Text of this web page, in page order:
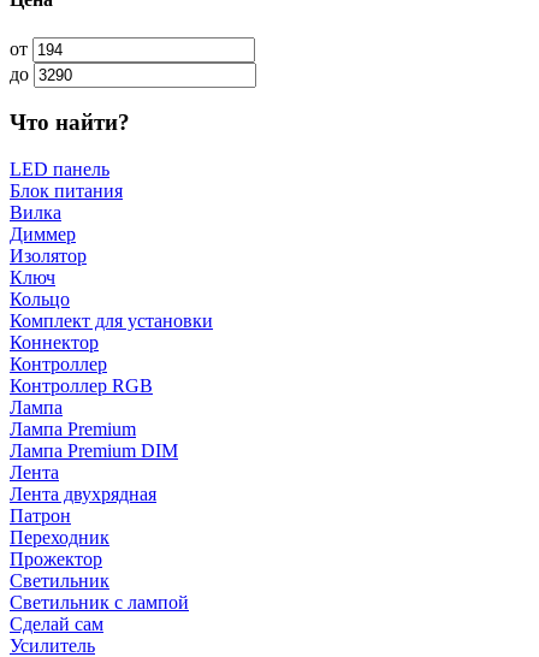
от
до
Что найти?
LED панель
Блок питания
Вилка
Диммер
Изолятор
Ключ
Кольцо
Комплект для установки
Коннектор
Контроллер
Контроллер RGB
Лампа
Лампа Premium
Лампа Premium DIM
Лента
Лента двухрядная
Патрон
Переходник
Прожектор
Светильник
Светильник c лампой
Сделай сам
Усилитель